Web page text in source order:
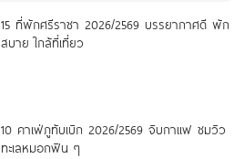
15 ที่พักศรีราชา 2026/2569 บรรยากาศดี พัก
สบาย ใกล้ที่เที่ยว
10 คาเฟ่ภูทับเบิก 2026/2569 จิบกาแฟ ชมวิว
ทะเลหมอกฟิน ๆ